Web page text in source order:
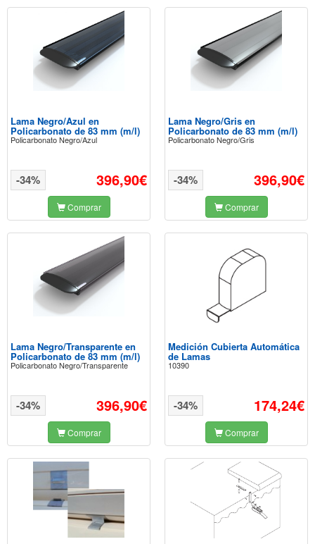
Lama Negro/Azul en
Policarbonato de 83 mm (m/l)
Policarbonato Negro/Azul
396,90€
-34%
Comprar
Lama Negro/Gris en
Policarbonato de 83 mm (m/l)
Policarbonato Negro/Gris
396,90€
-34%
Comprar
Lama Negro/Transparente en
Policarbonato de 83 mm (m/l)
Policarbonato Negro/Transparente
396,90€
-34%
Comprar
Medición Cubierta Automática
de Lamas
10390
174,24€
-34%
Comprar